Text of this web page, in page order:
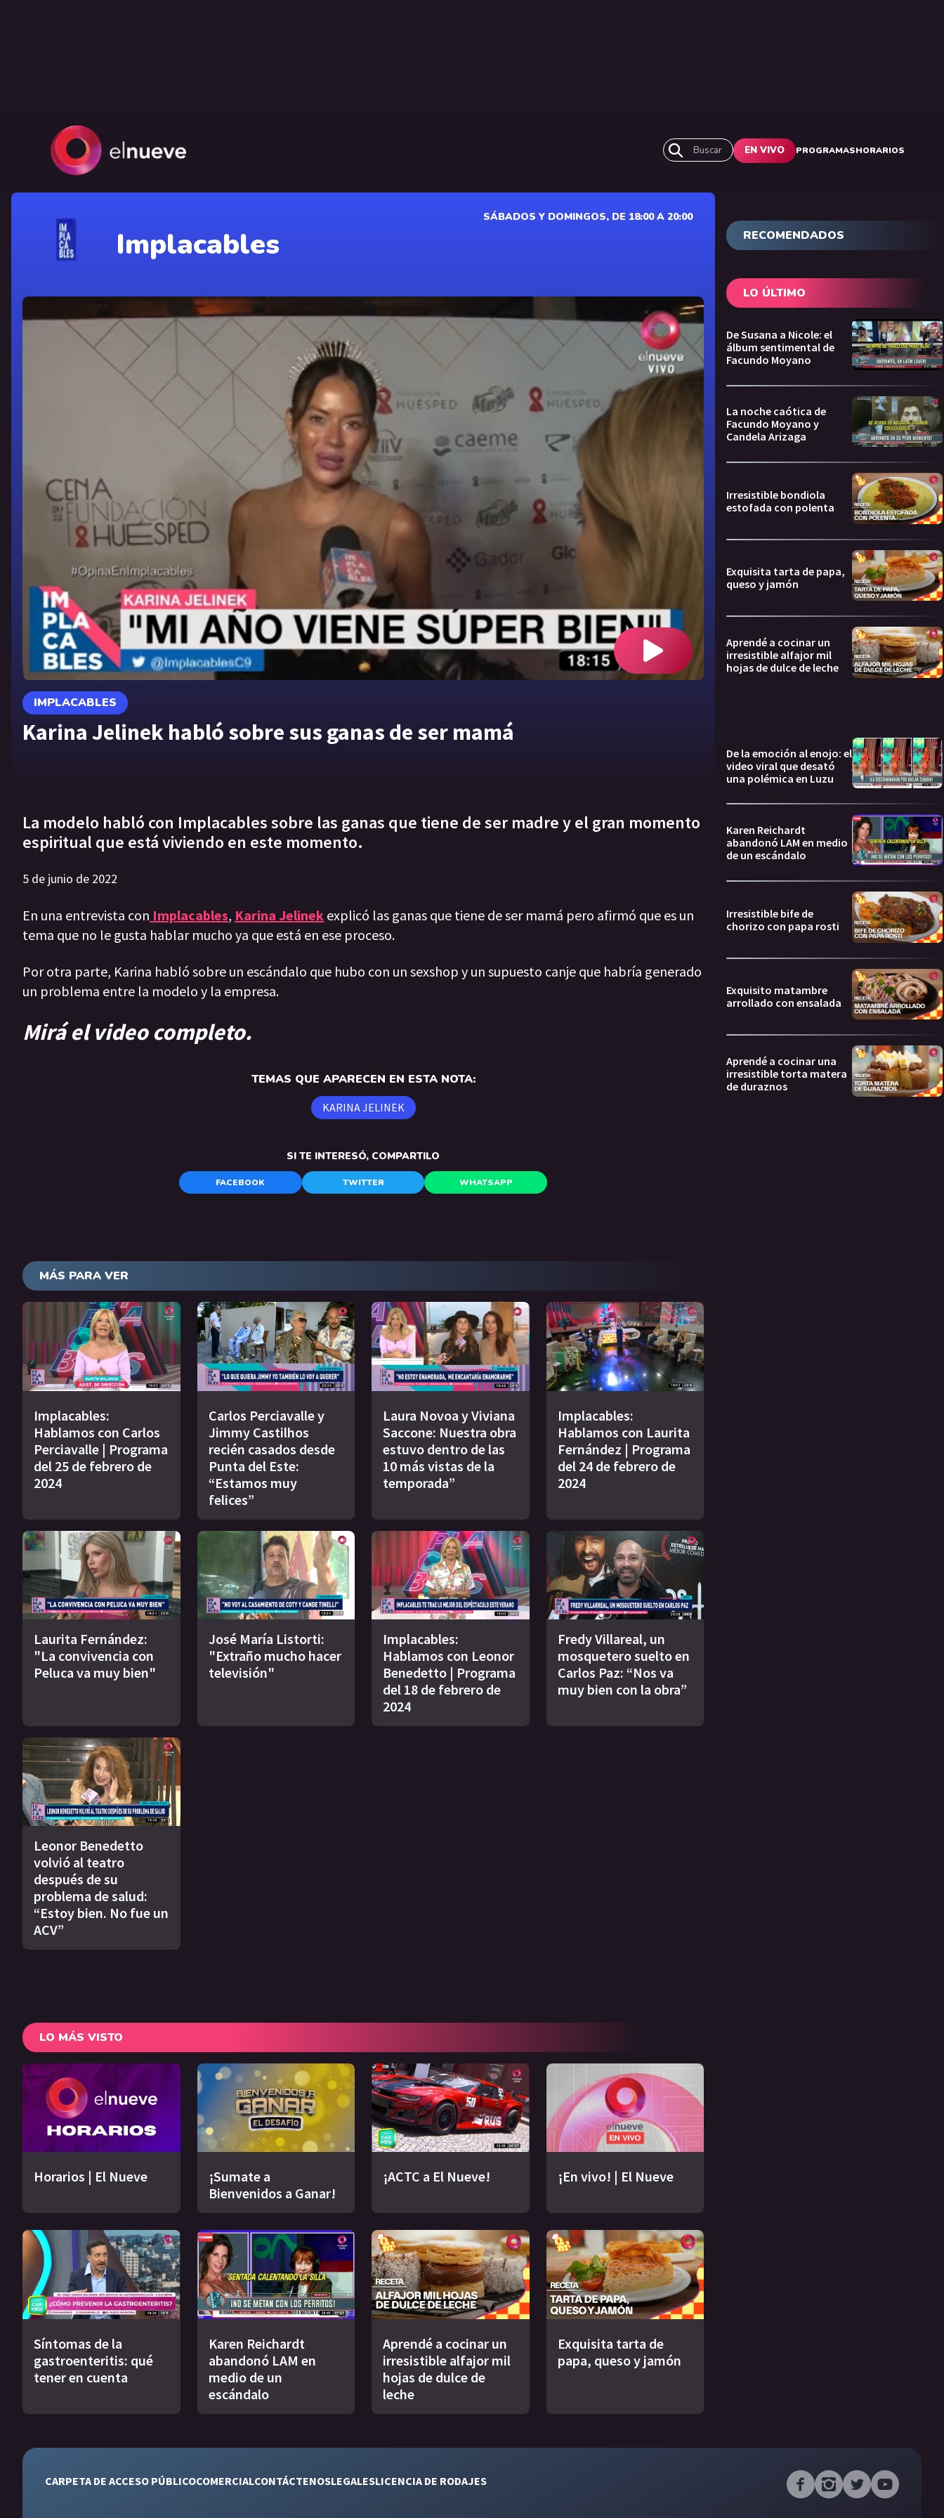
Buscar EN VIVO PROGRAMASHORARIOS
Implacables
SÁBADOS Y DOMINGOS, DE 18:00 A 20:00
IMPLACABLES
Karina Jelinek habló sobre sus ganas de ser mamá
La modelo habló con Implacables sobre las ganas que tiene de ser madre y el gran momento
espiritual que está viviendo en este momento.
5 de junio de 2022
En una entrevista con Implacables, Karina Jelinek explicó las ganas que tiene de ser mamá pero afirmó que es un
tema que no le gusta hablar mucho ya que está en ese proceso.
Por otra parte, Karina habló sobre un escándalo que hubo con un sexshop y un supuesto canje que habría generado
un problema entre la modelo y la empresa.
Mirá el video completo.
TEMAS QUE APARECEN EN ESTA NOTA:
KARINA JELINEK
SI TE INTERESÓ, COMPARTILO
FACEBOOK TWITTER WHATSAPP
MÁS PARA VER
Implacables:
Hablamos con Carlos
Perciavalle | Programa
del 25 de febrero de
2024
Carlos Perciavalle y
Jimmy Castilhos
recién casados desde
Punta del Este:
“Estamos muy
felices”
Laura Novoa y Viviana
Saccone: Nuestra obra
estuvo dentro de las
10 más vistas de la
temporada”
Implacables:
Hablamos con Laurita
Fernández | Programa
del 24 de febrero de
2024
Laurita Fernández:
"La convivencia con
Peluca va muy bien"
José María Listorti:
"Extraño mucho hacer
televisión"
Implacables:
Hablamos con Leonor
Benedetto | Programa
del 18 de febrero de
2024
Fredy Villareal, un
mosquetero suelto en
Carlos Paz: “Nos va
muy bien con la obra”
Leonor Benedetto
volvió al teatro
después de su
problema de salud:
“Estoy bien. No fue un
ACV”
LO MÁS VISTO
Horarios | El Nueve
¡Sumate a
Bienvenidos a Ganar!
¡ACTC a El Nueve! ¡En vivo! | El Nueve
Síntomas de la
gastroenteritis: qué
tener en cuenta
Karen Reichardt
abandonó LAM en
medio de un
escándalo
Aprendé a cocinar un
irresistible alfajor mil
hojas de dulce de
leche
Exquisita tarta de
papa, queso y jamón
RECOMENDADOS
LO ÚLTIMO
De Susana a Nicole: el
álbum sentimental de
Facundo Moyano
La noche caótica de
Facundo Moyano y
Candela Arizaga
Irresistible bondiola
estofada con polenta
Exquisita tarta de papa,
queso y jamón
Aprendé a cocinar un
irresistible alfajor mil
hojas de dulce de leche
De la emoción al enojo: el
video viral que desató
una polémica en Luzu
Karen Reichardt
abandonó LAM en medio
de un escándalo
Irresistible bife de
chorizo con papa rosti
Exquisito matambre
arrollado con ensalada
Aprendé a cocinar una
irresistible torta matera
de duraznos
CARPETA DE ACCESO PÚBLICOCOMERCIALCONTÁCTENOSLEGALESLICENCIA DE RODAJES